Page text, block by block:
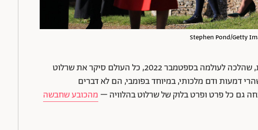
כך, למשל, בטקס ההלוויה של המלכה אליזבת, שהלכה לעולמה בספטמבר 2022, כל העולם סיקר את שרלוט
ודם מלכותי, במיוחד בפומבי, הם לא דברים
גם כל פרט ופרט בלוק של שרלוט בהלוויה – מהכובע שחבשה